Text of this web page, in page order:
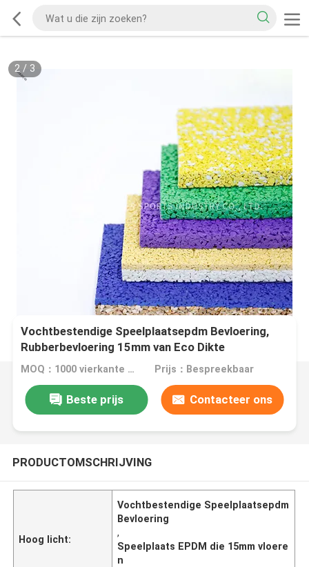
2/ 3
Vochtbestendige Speelplaatsepdm Bevloering,
Rubberbevloering 15mm van Eco Dikte
MOQ：1000 vierkante meter Prijs：Bespreekbaar
Beste prijs Contacteer ons
PRODUCTOMSCHRIJVING
Hoog licht:
Vochtbestendige Speelplaatsepdm
Bevloering
,
Speelplaats EPDM die 15mm vloere
n